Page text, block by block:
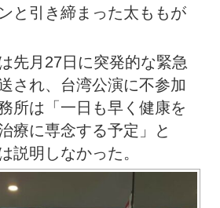
と引き締まった太ももが
先月27日に突発的な緊急
され、台湾公演に不参加
所は「一日も早く健康を
療に専念する予定」と
説明しなかった。